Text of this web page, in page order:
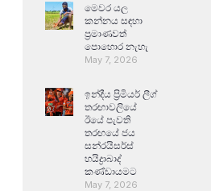
මෙවර යල
කන්නය සඳහා
ප්‍රමාණවත්
පොහොර නැහැ
May 7, 2026
ඉන්දීය ප්‍රිමියර් ලීග්
තරඟාවලියේ
ඊයේ පැවති
තරඟයේ ජය
සන්රයිසර්ස්
හයිද්‍රාබාද්
කණ්ඩායමට
May 7, 2026